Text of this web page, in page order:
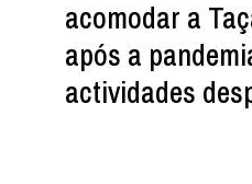
acomodar a
após a
actividades